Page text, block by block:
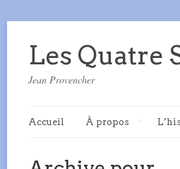
Les Quatre
Jean Provencher
Accueil À propos